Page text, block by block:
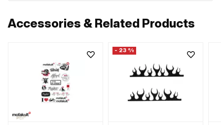
Accessories & Related Products
- 23 %